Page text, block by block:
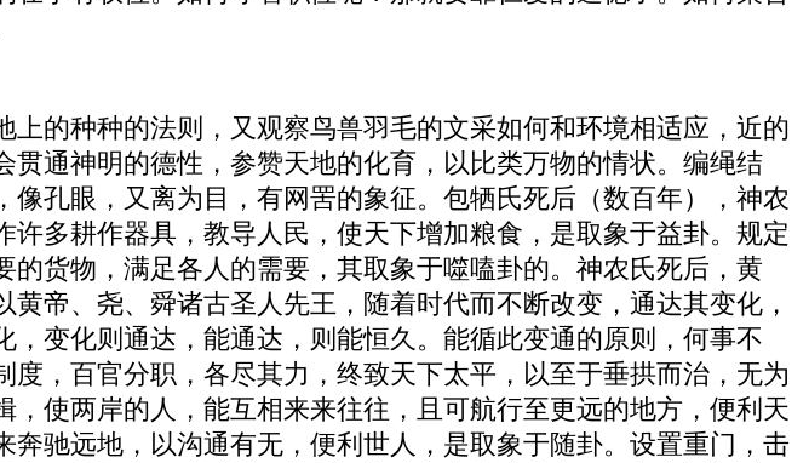
的种种的法则，又观察鸟兽羽毛的文采如何和环境相适应，近的
通神明的德性，参赞天地的化育，以比类万物的情状。编绳结
孔眼，又离为目，有网罟的象征。包牺氏死后（数百年），神农
多耕作器具，教导人民，使天下增加粮食，是取象于益卦。规定
货物，满足各人的需要，其取象于噬嗑卦的。神农氏死后，黄
帝、尧、舜诸古圣人先王，随着时代而不断改变，通达其变化，
变化则通达，能通达，则能恒久。能循此变通的原则，何事不
，百官分职，各尽其力，终致天下太平，以至于垂拱而治，无为
使两岸的人，能互相来来往往，且可航行至更远的地方，便利天
驰远地，以沟通有无，便利世人，是取象于随卦。设置重门，击